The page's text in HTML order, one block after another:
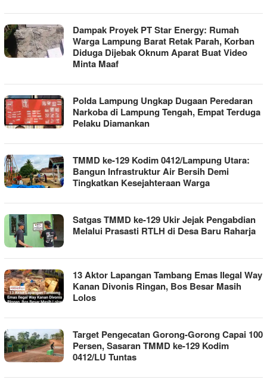
Dampak Proyek PT Star Energy: Rumah
Warga Lampung Barat Retak Parah, Korban
Diduga Dijebak Oknum Aparat Buat Video
Minta Maaf
Polda Lampung Ungkap Dugaan Peredaran
Narkoba di Lampung Tengah, Empat Terduga
Pelaku Diamankan
TMMD ke-129 Kodim 0412/Lampung Utara:
Bangun Infrastruktur Air Bersih Demi
Tingkatkan Kesejahteraan Warga
Satgas TMMD ke-129 Ukir Jejak Pengabdian
Melalui Prasasti RTLH di Desa Baru Raharja
13 Aktor Lapangan Tambang Emas Ilegal Way
Kanan Divonis Ringan, Bos Besar Masih
Lolos
Target Pengecatan Gorong-Gorong Capai 100
Persen, Sasaran TMMD ke-129 Kodim
0412/LU Tuntas